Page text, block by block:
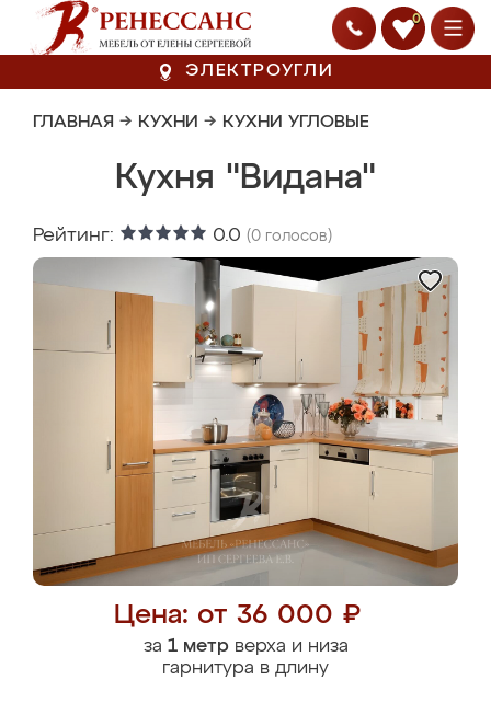
0
ЭЛЕКТРОУГЛИ
ГЛАВНАЯ → КУХНИ → КУХНИ УГЛОВЫЕ
Кухня "Видана"
Рейтинг: 0.0 (0 голосов)
Цена: от 36 000 ₽
за 1 метрверха и низа
гарнитура в длину